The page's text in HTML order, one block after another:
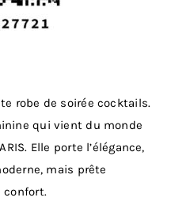
robe de soirée cocktails.
qui vient du monde
Elle porte l’élégance,
mais prête
confort.